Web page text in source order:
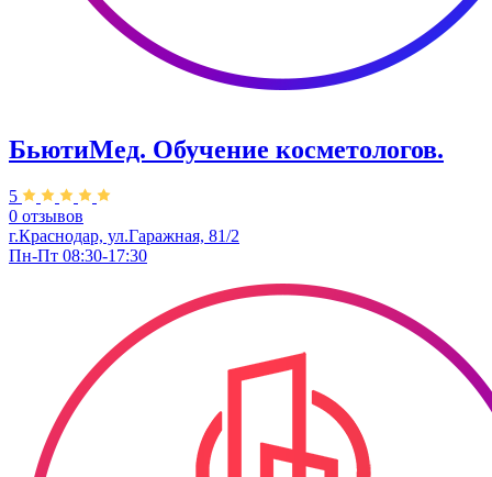
БьютиМед. Обучение косметологов.
5
0 отзывов
г.Краснодар, ул.Гаражная, 81/2
Пн-Пт 08:30-17:30